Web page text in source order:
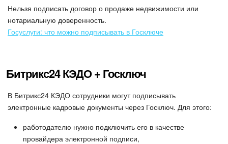
Интеграция 1С и Битрикс24
Сотрудники
Маркетплейс
Контакт-центр
Настройки
Нельзя подписать договор о продаже недвижимости или
нотариальную доверенность.
Госуслуги: что можно подписывать в Госключе
Битрикс24 КЭДО + Госключ
В Битрикс24 КЭДО сотрудники могут подписывать
электронные кадровые документы через Госключ. Для этого:
работодателю нужно подключить его в качестве
провайдера электронной подписи,